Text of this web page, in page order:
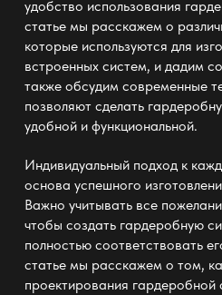
удобство использования
статье мы расскажем о
которые используются для
встроенных систем, и дадим
также обсудим современные
позволяют сделать
удобной и функциональной.
Индивидуальный подход к
основа успешного
Важно учитывать все
чтобы создать гардеробную
полностью соответствовать
статье мы расскажем о том,
проектирования гардеробной